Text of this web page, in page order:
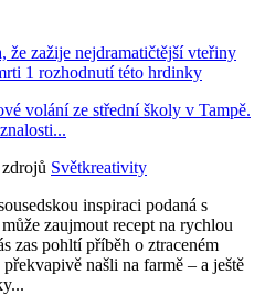
že zažije nejdramatičtější vteřiny
1 rozhodnutí této hrdinky
volání ze střední školy v Tampě.
Světkreativity
inspiraci podaná s
zaujmout recept na rychlou
zas pohltí příběh o ztraceném
našli na farmě – a ještě